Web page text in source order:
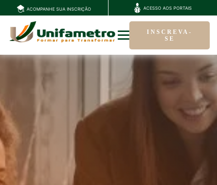
ACOMPANHE SUA INSCRIÇÃO ACESSO AOS PORTAIS
INSCREVA-
SE